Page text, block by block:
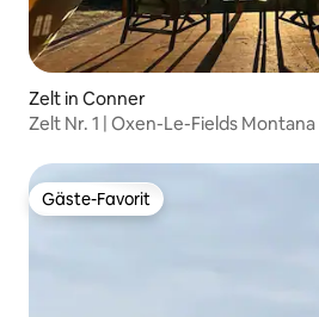
Zelt in Conner
Zelt Nr. 1 | Oxen-Le-Fields Montana
Gäste-Favorit
Gäste-Favorit